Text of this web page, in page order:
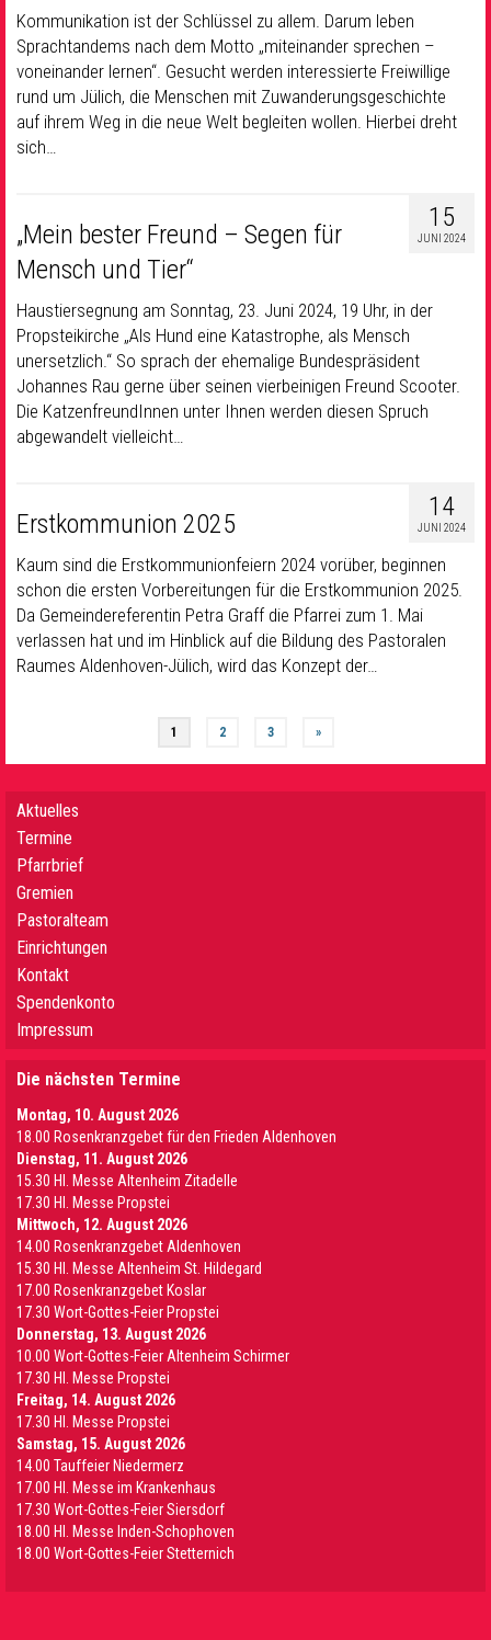
Kommunikation ist der Schlüssel zu allem. Darum leben
Sprachtandems nach dem Motto „miteinander sprechen –
voneinander lernen“. Gesucht werden interessierte Freiwillige
rund um Jülich, die Menschen mit Zuwanderungsgeschichte
auf ihrem Weg in die neue Welt begleiten wollen. Hierbei dreht
sich…
15
JUNI 2024
„Mein bester Freund – Segen für
Mensch und Tier“
Haustiersegnung am Sonntag, 23. Juni 2024, 19 Uhr, in der
Propsteikirche „Als Hund eine Katastrophe, als Mensch
unersetzlich.“ So sprach der ehemalige Bundespräsident
Johannes Rau gerne über seinen vierbeinigen Freund Scooter.
Die KatzenfreundInnen unter Ihnen werden diesen Spruch
abgewandelt vielleicht…
14
JUNI 2024
Erstkommunion 2025
Kaum sind die Erstkommunionfeiern 2024 vorüber, beginnen
schon die ersten Vorbereitungen für die Erstkommunion 2025.
Da Gemeindereferentin Petra Graff die Pfarrei zum 1. Mai
verlassen hat und im Hinblick auf die Bildung des Pastoralen
Raumes Aldenhoven-Jülich, wird das Konzept der…
1 2 3 »
Aktuelles
Termine
Pfarrbrief
Gremien
Pastoralteam
Einrichtungen
Kontakt
Spendenkonto
Impressum
Die nächsten Termine
Montag, 10. August 2026
18.00 Rosenkranzgebet für den Frieden Aldenhoven
Dienstag, 11. August 2026
15.30 Hl. Messe Altenheim Zitadelle
17.30 Hl. Messe Propstei
Mittwoch, 12. August 2026
14.00 Rosenkranzgebet Aldenhoven
15.30 Hl. Messe Altenheim St. Hildegard
17.00 Rosenkranzgebet Koslar
17.30 Wort-Gottes-Feier Propstei
Donnerstag, 13. August 2026
10.00 Wort-Gottes-Feier Altenheim Schirmer
17.30 Hl. Messe Propstei
Freitag, 14. August 2026
17.30 Hl. Messe Propstei
Samstag, 15. August 2026
14.00 Tauffeier Niedermerz
17.00 Hl. Messe im Krankenhaus
17.30 Wort-Gottes-Feier Siersdorf
18.00 Hl. Messe Inden-Schophoven
18.00 Wort-Gottes-Feier Stetternich